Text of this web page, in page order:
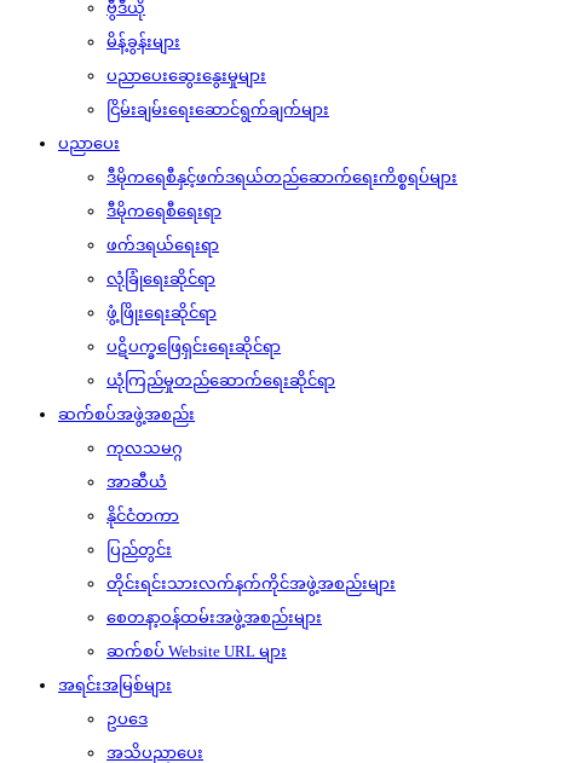
ဗွီဒီယို
မိန့်ခွန်းများ
ပညာပေးဆွေးနွေးမှုများ
ငြိမ်းချမ်းရေးဆောင်ရွက်ချက်များ
ပညာပေး
ဒီမိုကရေစီနှင့်ဖက်ဒရယ်တည်ဆောက်‌ရေးကိစ္စရပ်များ
ဒီမိုကရေစီရေးရာ
ဖက်ဒရယ်ရေးရာ
လုံခြုံရေးဆိုင်ရာ
ဖွံ့ဖြိုးရေးဆိုင်ရာ
ပဋိပက္ခဖြေရှင်းရေးဆိုင်ရာ
ယုံကြည်မှုတည်ဆောက်ရေးဆိုင်ရာ
ဆက်စပ်အဖွဲ့အစည်း
ကုလသမဂ္ဂ
အာဆီယံ
နိုင်ငံတကာ
ပြည်တွင်း
တိုင်းရင်းသားလက်နက်ကိုင်အဖွဲ့အစည်းများ
စေတနာ့ဝန်ထမ်းအဖွဲ့အစည်းများ
ဆက်စပ် Website URL များ
အရင်းအမြစ်များ
ဥပဒေ
အသိပညာပေး